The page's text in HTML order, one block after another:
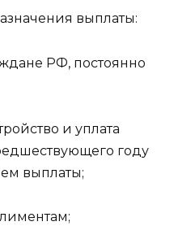
выплаты:
РФ, постоянно
и уплата
году
выплаты;